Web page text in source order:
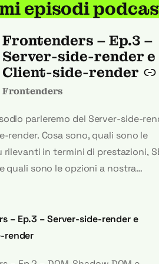
episodi
Frontenders – Ep.3 –
Server-side-render e
Client-side-render
–
Frontenders
parleremo del Server-side-
render. Cosa sono, quali sono le
rilevanti in termini di prestazioni,
quali sono le opzioni a nostra
alla DevTools di Chrome e
arrivo.Nella riflessione parleremo
– Ep.3 – Server-side-render e
render